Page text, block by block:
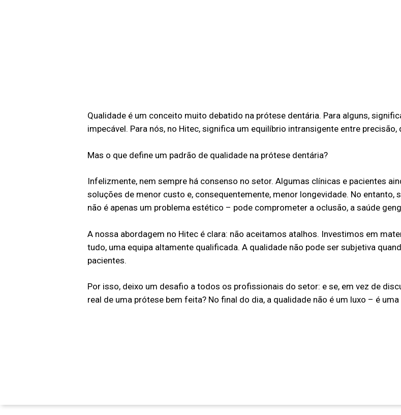
Qualidade é um conceito muito debatido na prótese dentária. Para alguns,
impecável. Para nós, no Hitec, significa um equilíbrio intransigente entre precisão,
Mas o que define um padrão de qualidade na prótese dentária?
Infelizmente, nem sempre há consenso no setor. Algumas clínicas e pacientes
soluções de menor custo e, consequentemente, menor longevidade. No
não é apenas um problema estético – pode comprometer a oclusão, a saúde
A nossa abordagem no Hitec é clara: não aceitamos atalhos. Investimos em
tudo, uma equipa altamente qualificada. A qualidade não pode ser subjetiva
pacientes.
Por isso, deixo um desafio a todos os profissionais do setor: e se, em vez de
real de uma prótese bem feita? No final do dia, a qualidade não é um luxo – é